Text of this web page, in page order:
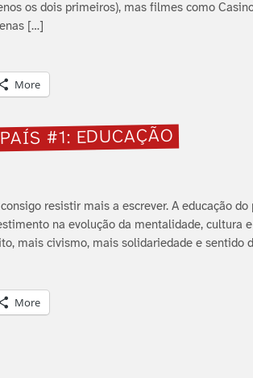
os dois primeiros), mas filmes como
[…]
More
#1: EDUCAÇÃO
resistir mais a escrever. A educação
na evolução da mentalidade, cultura
mais civismo, mais solidariedade e sentido
More